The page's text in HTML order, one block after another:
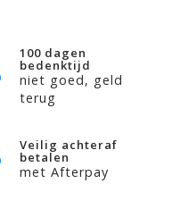
100 dagen
bedenktijd
niet goed, geld
terug
Veilig achteraf
betalen
met Afterpay